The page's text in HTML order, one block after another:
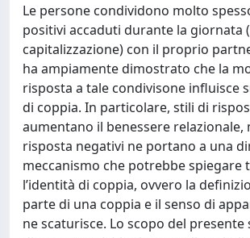
Le persone condividono molto
positivi accaduti durante la giornata
capitalizzazione) con il proprio
ha ampiamente dimostrato che la
risposta a tale condivisone influisce
di coppia. In particolare, stili di
aumentano il benessere relazionale,
risposta negativi ne portano a una
meccanismo che potrebbe spiegare
l’identità di coppia, ovvero la
parte di una coppia e il senso di
ne scaturisce. Lo scopo del